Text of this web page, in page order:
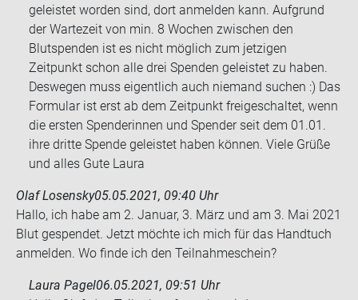
geleistet worden sind, dort anmelden kann. Aufgrund
der Wartezeit von min. 8 Wochen zwischen den
Blutspenden ist es nicht möglich zum jetzigen
Zeitpunkt schon alle drei Spenden geleistet zu haben.
Deswegen muss eigentlich auch niemand suchen :) Das
Formular ist erst ab dem Zeitpunkt freigeschaltet, wenn
die ersten Spenderinnen und Spender seit dem 01.01.
ihre dritte Spende geleistet haben können. Viele Grüße
und alles Gute Laura
Olaf Losensky05.05.2021, 09:40 Uhr
Hallo, ich habe am 2. Ja­nu­ar, 3. März und am 3. Mai 2021
Blut ge­spen­det. Jetzt möch­te ich mich für das Hand­tuch
an­mel­den. Wo finde ich den Teil­nah­me­schein?
Laura Pagel06.05.2021, 09:51 Uhr